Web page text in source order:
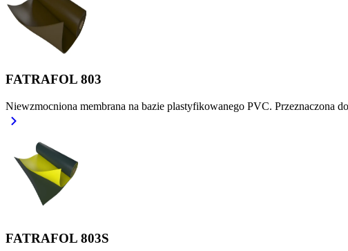
FATRAFOL 803
Niewzmocniona membrana na bazie plastyfikowanego PVC. Przeznaczona
FATRAFOL 803S